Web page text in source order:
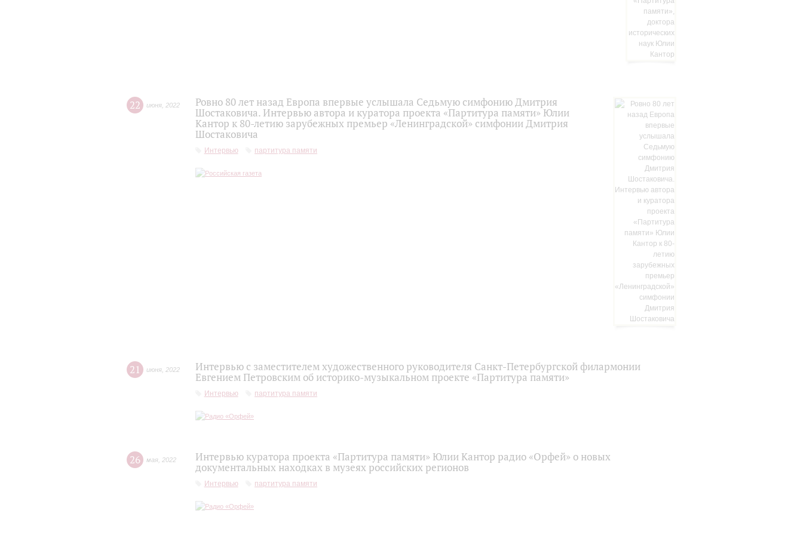
22 июня 2022
Ровно 80 лет назад Европа впервые услышала Седьмую симфонию Дмитрия
Шостаковича. Интервью автора и куратора проекта «Партитура памяти» Юлии
Кантор к 80-летию зарубежных премьер «Ленинградской» симфонии Дмитрия
Шостаковича
Интервью партитура памяти
21 июня 2022
Интервью с заместителем художественного руководителя Санкт-Петербургской филармонии
Евгением Петровским об историко-музыкальном проекте «Партитура памяти»
Интервью партитура памяти
26 мая 2022
Интервью куратора проекта «Партитура памяти» Юлии Кантор радио «Орфей» о новых
документальных находках в музеях российских регионов
Интервью партитура памяти